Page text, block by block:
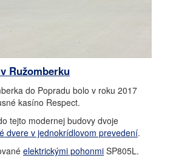
Ružomberku
do Popradu bolo v roku 2017
kasíno Respect.
tejto modernej budovy dvoje
dvere v jednokrídlovom prevedení.
elektrickými pohonmi SP805L.